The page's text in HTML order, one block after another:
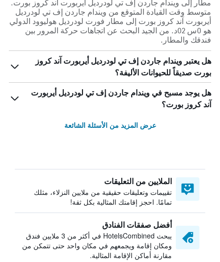
مطار إلى ويندام جاردن إف تي لودرديل أيربورت آند كروز بورت.
متوسط وقت القيادة المتوقع من ويندام جاردن إف تي لودرديل
أيربورت آند كروز بورت إلى مطار فورت لودرديل هوليوود الدولي
هو 0س 02د. من الجيد البحث عن اتجاهات حركة المرور بين
فندقك والمطار.
هل يعتبر ويندام جاردن إف تي لودرديل أيربورت آند كروز
بورت صديقاً للحيوانات الأليفة؟
هل يوجد مسبح في ويندام جاردن إف تي لودرديل أيربورت
آند كروز بورت؟
عرض المزيد من الأسئلة الشائعة
الملايين من التعليقات
تقييمات وتعليقات حقيقية من ملايين النزلاء، مثلك
تمامًا. احجز إقامتك المثالية بكل ثقة!
أفضل صفقات الفنادق
يبحث HotelsCombined في أكثر من 3 ملايين فندق
ومكان إقامة ويجمعهم في مكان واحد حتى تتمكن من
مقارنة أماكن الإقامة المثالية.